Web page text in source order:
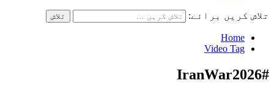
تلاش کریں برائے:
Home
Video Tag
#IranWar2026